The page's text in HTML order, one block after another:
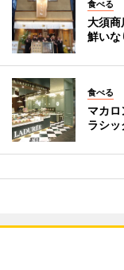
食べる
大須
鮮いな
食べる
マカ
ラシッ